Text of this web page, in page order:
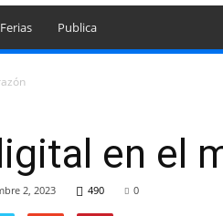
Publica
en el
2, 2023 490 0